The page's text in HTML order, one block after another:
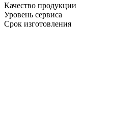
Качество продукции
Уровень сервиса
Срок изготовления